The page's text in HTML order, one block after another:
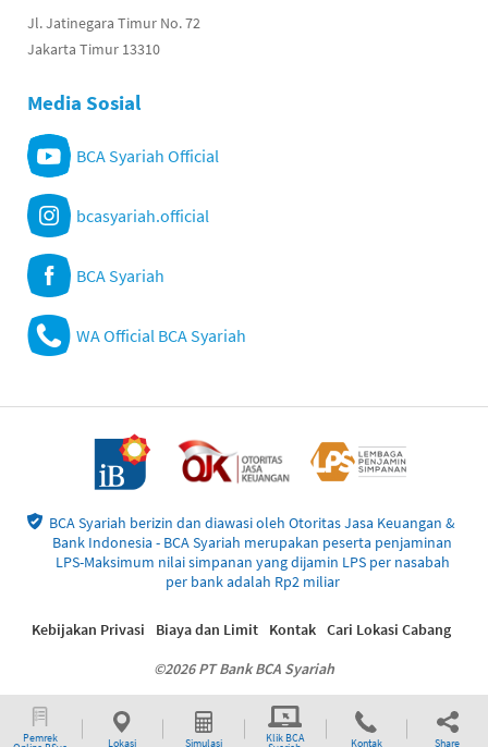
Pemrek Lokasi Simulasi Klik BCA Kontak Share
Jl. Jatinegara Timur No. 72
Jakarta Timur 13310
Media Sosial
BCA Syariah Official
bcasyariah.official
BCA Syariah
WA Official BCA Syariah
BCA Syariah berizin dan diawasi oleh Otoritas Jasa Keuangan &
Bank Indonesia - BCA Syariah merupakan peserta penjaminan
LPS-Maksimum nilai simpanan yang dijamin LPS per nasabah
per bank adalah Rp2 miliar
©2026 PT Bank BCA Syariah
Kebijakan Privasi Biaya dan Limit Kontak Cari Lokasi Cabang